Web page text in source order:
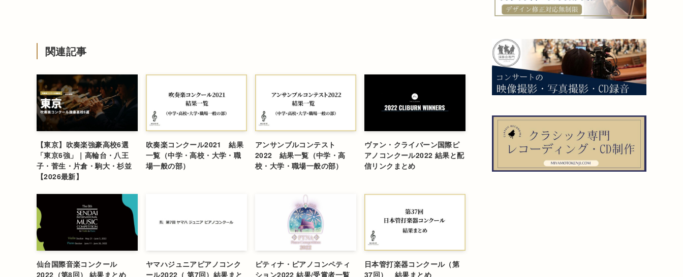
関連記事
【東京】吹奏楽強豪高校6選
「東京6強」｜高輪台・八王
子・菅生・片倉・駒大・杉並
【2026最新】
吹奏楽コンクール2021 結果
一覧（中学・高校・大学・職
場一般の部）
アンサンブルコンテスト
2022 結果一覧（中学・高
校・大学・職場一般の部）
ヴァン・クライバーン国際ピ
アノコンクール2022 結果と配
信リンクまとめ
仙台国際音楽コンクール
2022（第8回） 結果まとめ
ヤマハジュニアピアノコンク
ール2022（ 第7回）結果まと
ピティナ・ピアノコンペティ
ション2022 結果/受賞者一覧
日本管打楽器コンクール（第
37回） 結果まとめ